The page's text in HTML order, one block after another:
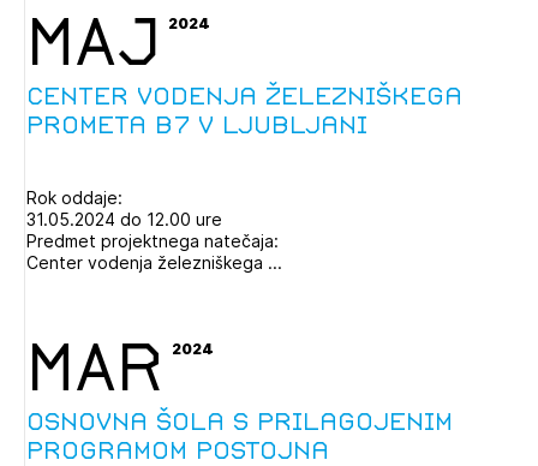
MAJ 2024
Center vodenja železniškega
prometa B7 v Ljubljani
Rok oddaje:
31.05.2024 do 12.00 ure
Predmet projektnega natečaja:
Center vodenja železniškega ...
MAR 2024
Osnovna šola s prilagojenim
programom Postojna